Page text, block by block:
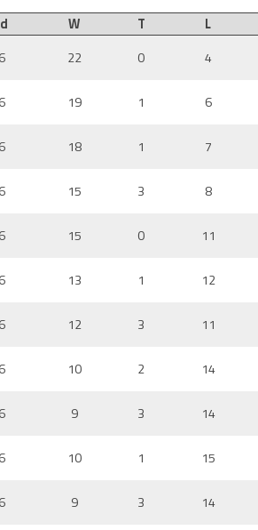
W T L
22 0 4
19 1 6
18 1 7
15 3 8
15 0 11
13 1 12
12 3 11
10 2 14
9 3 14
10 1 15
9 3 14